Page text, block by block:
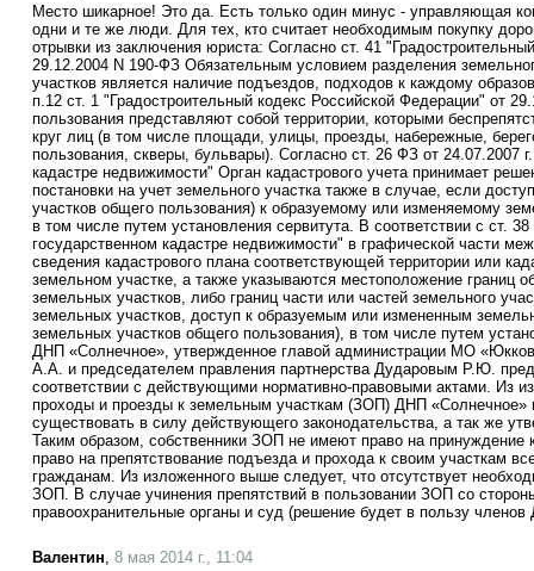
Место шикарное! Это да. Есть только один минус - управляющая
одни и те же люди. Для тех, кто считает необходимым покупку
отрывки из заключения юриста: Согласно ст. 41
29.12.2004 N 190-ФЗ Обязательным условием разделения
участков является наличие подъездов, подходов к каждому
п.12 ст. 1 "Градостроительный кодекс Российской Федерации" от
пользования представляют собой территории, которыми
круг лиц (в том числе площади, улицы, проезды, набережные,
пользования, скверы, бульвары). Согласно ст. 26 ФЗ от 24.07.2007
кадастре недвижимости" Орган кадастрового учета принимает
постановки на учет земельного участка также в случае, если
участков общего пользования) к образуемому или изменяемому
в том числе путем установления сервитута. В соответствии с ст.
государственном кадастре недвижимости" в графической части
сведения кадастрового плана соответствующей территории или
земельном участке, а также указываются местоположение границ
земельных участков, либо границ части или частей земельного
земельных участков, доступ к образуемым или измененным
земельных участков общего пользования), в том числе путем
ДНП «Солнечное», утвержденное главой администрации МО
А.А. и председателем правления партнерства Дударовым Р.Ю.
соответствии с действующими нормативно-правовыми актами. Из
проходы и проезды к земельным участкам (ЗОП) ДНП
существовать в силу действующего законодательства, а так же
Таким образом, собственники ЗОП не имеют право на принуждение
право на препятствование подъезда и прохода к своим участкам
гражданам. Из изложенного выше следует, что отсутствует
ЗОП. В случае учинения препятствий в пользовании ЗОП со
правоохранительные органы и суд (решение будет в пользу
Валентин, 8 мая 2014 г., 11:04